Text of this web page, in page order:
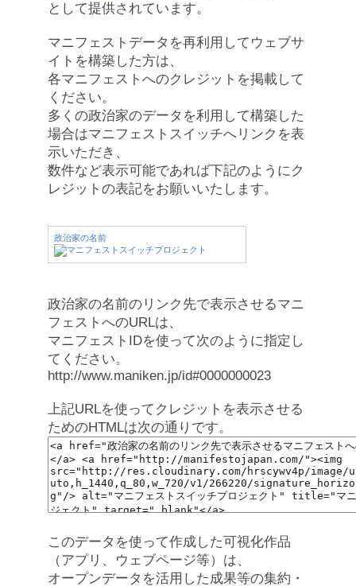
として提供されています。
マニフェストデータを再利用してウェブサ
イトを構築した方は、
各マニフェストへのクレジットを掲載して
ください。
多くの政治家のデータを利用して構築した
場合はマニフェストスイッチへリンクを表
示いただき、
数件など表示可能であれば下記のようにク
レジットの表記をお願いいたします。
政治家の名前
政治家の名前のリンク先で表示させるマニ
フェストへのURLは、
マニフェストIDを使って次のように指定し
てください。
http://www.maniken.jp/id#0000000023
上記URLを使ってクレジットを表示させる
ためのHTMLは次の通りです。
このデータを使って作成した可視化作品
（アプリ、ウェブページ等）は、
オープンデータを活用した成果等の集約・